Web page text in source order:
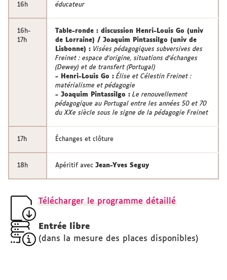
16h
éducateur
16h-
17h
Table-ronde : discussion Henri-Louis Go (univ
de Lorraine) / Joaquim Pintassilgo (univ de
Lisbonne) : Visées pédagogiques subversives des
Freinet : espace d’origine, situations d'échanges
(Dewey) et de transfert (Portugal)
- Henri-Louis Go : Élise et Célestin Freinet :
matérialisme et pédagogie
- Joaquim Pintassilgo : Le renouvellement
pédagogique au Portugal entre les années 50 et 70
du XXe siècle sous le signe de la pédagogie Freinet
17h Échanges et clôture
18h Apéritif avec Jean-Yves Seguy
Télécharger le programme détaillé
Entrée libre
(dans la mesure des places disponibles)